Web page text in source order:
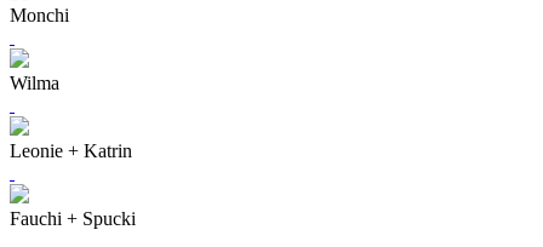
Monchi
Wilma
Leonie + Katrin
Fauchi + Spucki